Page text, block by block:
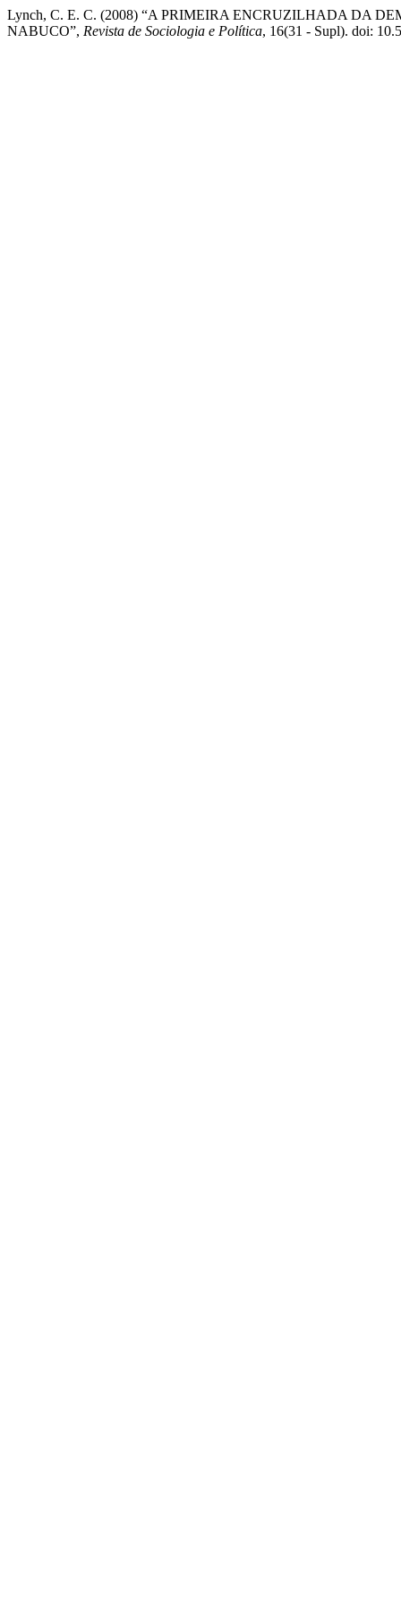
Lynch, C. E. C. (2008) “A PRIMEIRA ENCRUZILHADA DA
NABUCO”, Revista de Sociologia e Política, 16(31 - Supl). doi: